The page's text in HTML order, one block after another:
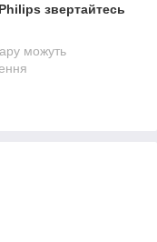
звертайтесь
можуть